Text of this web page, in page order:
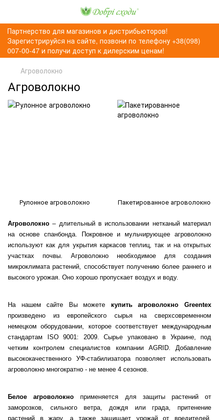
Партнерство для магазинов и дистрибьюторов!
Зарегистрируйся на сайте, позвони по телефону +38(098)
007-00-47 и получи доступ к дилерским ценам!
Агроволокно
Агроволокно
Агроволокно – длительный в использовании нетканый материал
на основе спанбонда. Покровное и мульчирующее агроволокно
используют как для укрытия каркасов теплиц, так и на открытых
участках почвы. Агроволокно необходимое для создания
микроклимата растений, способствует получению более раннего и
высокого урожая. Оно хорошо пропускает воздух и воду.
На нашем сайте Вы можете купить агроволокно Greentex
произведено из европейского сырья на сверхсовременном
немецком оборудовании, которое соответствует международным
стандартам ISO 9001: 2009. Сырье упаковано в Украине, под
четким контролем специалистов компании AGRID. Добавление
высококачественного УФ-стабилизатора позволяет использовать
агроволокно многократно - не менее 4 сезонов.
Белое агроволокно применяется для защиты растений от
заморозков, сильного ветра, дождя или града, притенение
растений в жару, а также защищает урожай от вредителей,
Рулонное агроволокно Пакетированное агроволокно